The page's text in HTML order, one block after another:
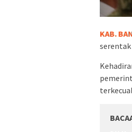
KAB.
serentak